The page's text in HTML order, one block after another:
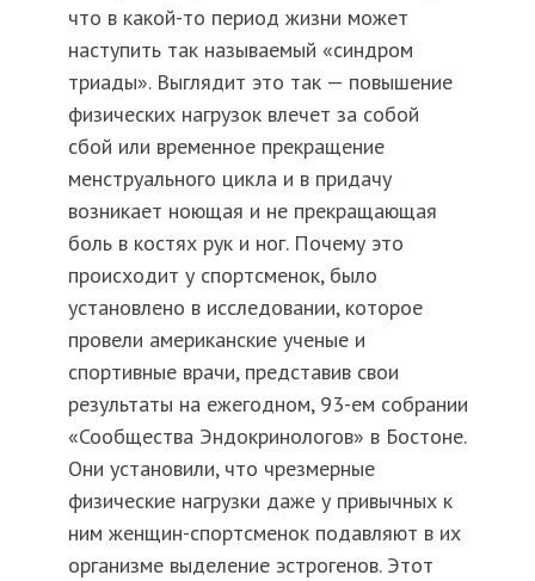
что в какой-то период жизни может
наступить так называемый «синдром
триады». Выглядит это так — повышение
физических нагрузок влечет за собой
сбой или временное прекращение
менструального цикла и в придачу
возникает ноющая и не прекращающая
боль в костях рук и ног. Почему это
происходит у спортсменок, было
установлено в исследовании, которое
провели американские ученые и
спортивные врачи, представив свои
результаты на ежегодном, 93-ем собрании
«Сообщества Эндокринологов» в Бостоне.
Они установили, что чрезмерные
физические нагрузки даже у привычных к
ним женщин-спортсменок подавляют в их
организме выделение эстрогенов. Этот